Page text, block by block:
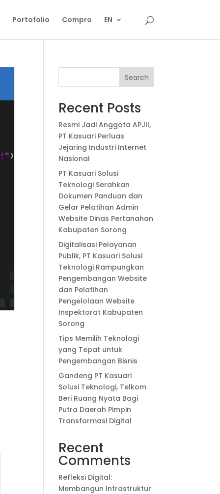
Portofolio Compro EN
Search
Recent Posts
Resmi Jadi Anggota APJII,
PT Kasuari Perluas
Jejaring Industri Internet
Nasional
PT Kasuari Solusi
Teknologi Serahkan
Dokumen Panduan dan
Gelar Pelatihan Admin
Website Dinas Pertanahan
Kabupaten Sorong
Digitalisasi Pelayanan
Publik, PT Kasuari Solusi
Teknologi Rampungkan
Pengembangan Website
dan Pelatihan
Pengelolaan Website
Inspektorat Kabupaten
Sorong
Tips Memilih Teknologi
yang Tepat untuk
Pengembangan Bisnis
Gandeng PT Kasuari
Solusi Teknologi, Telkom
Beri Ruang Nyata Bagi
Putra Daerah Pimpin
Transformasi Digital
Recent
Comments
Refleksi Digital:
Membangun Infrastruktur